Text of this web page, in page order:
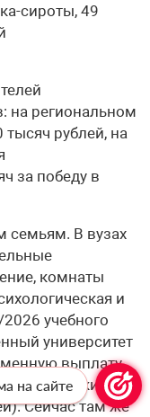
сироты, 49
на региональном
тысяч рублей, на
за победу в
семьям. В вузах
комнаты
и
учебного
университет
выплату
Сейчас там же
на сайте